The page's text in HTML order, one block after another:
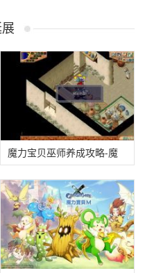
魔力宝贝巫师养成攻略-魔
力宝贝巫师养成攻略图文